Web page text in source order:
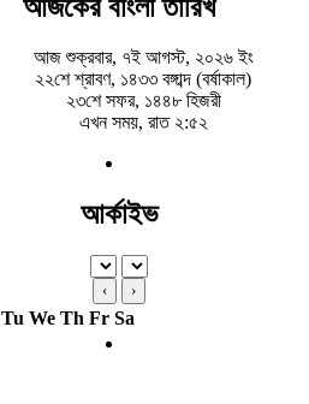
আজকের বাংলা তারিখ
আজ শুক্রবার, ৭ই আগস্ট, ২০২৬ ইং
২২শে শ্রাবণ, ১৪৩৩ বঙ্গাব্দ (বর্ষাকাল)
২৩শে সফর, ১৪৪৮ হিজরী
এখন সময়, রাত ২:৫২
আর্কাইভ
‹ ›
Tu We Th Fr Sa